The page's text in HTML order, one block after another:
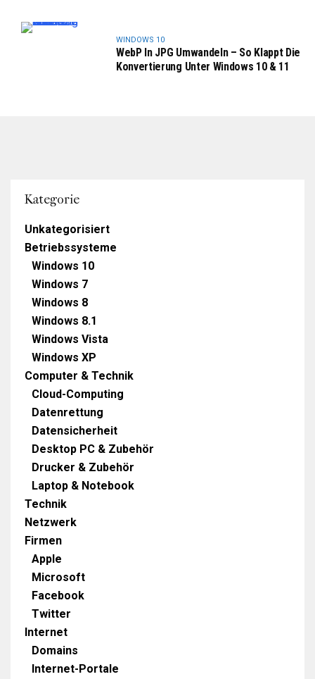
WINDOWS 10
WebP In JPG Umwandeln – So Klappt Die
Konvertierung Unter Windows 10 & 11
Kategorie
Unkategorisiert
Betriebssysteme
Windows 10
Windows 7
Windows 8
Windows 8.1
Windows Vista
Windows XP
Computer & Technik
Cloud-Computing
Datenrettung
Datensicherheit
Desktop PC & Zubehör
Drucker & Zubehör
Laptop & Notebook
Technik
Netzwerk
Firmen
Apple
Microsoft
Facebook
Twitter
Internet
Domains
Internet-Portale